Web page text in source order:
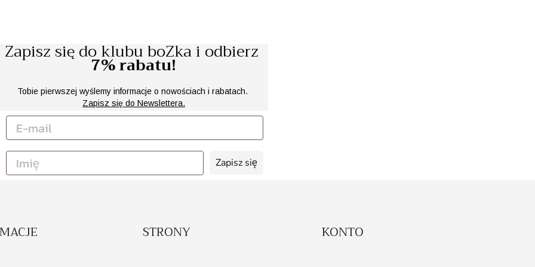
Zapisz się do klubu boZka i odbierz
7% rabatu!
Tobie pierwszej wyślemy informacje o nowościach i rabatach.
Zapisz się do Newslettera.
Zapisz się
STRONY KONTO